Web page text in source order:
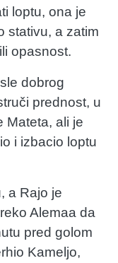
loptu, ona je
stativu, a zatim
opasnost.
dobrog
prednost, u
Mateta, ali je
i izbacio loptu
a Rajo je
Alemaa da
pred golom
Kameljo,